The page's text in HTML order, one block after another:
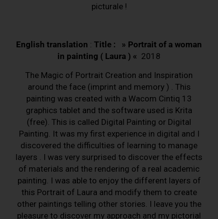
picturale !
English translation : Title : » Portrait of a woman
in painting ( Laura ) « 2018
The Magic of Portrait Creation and Inspiration
around the face (imprint and memory ) . This
painting was created with a Wacom Cintiq 13
graphics tablet and the software used is Krita
(free). This is called Digital Painting or Digital
Painting. It was my first experience in digital and I
discovered the difficulties of learning to manage
layers . I was very surprised to discover the effects
of materials and the rendering of a real academic
painting. I was able to enjoy the different layers of
this Portrait of Laura and modify them to create
other paintings telling other stories. I leave you the
pleasure to discover my approach and my pictorial